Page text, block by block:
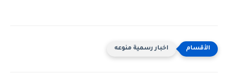
اخبار رسمية منوعه